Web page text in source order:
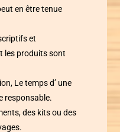
en être tenue
et
les produits sont
Le temps d’ une
responsable.
des kits ou des